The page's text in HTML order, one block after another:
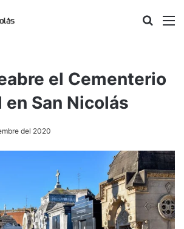
Buscar
el Cementerio
San Nicolás
del 2020